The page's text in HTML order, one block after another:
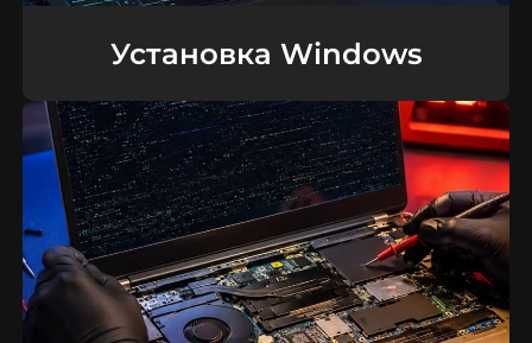
Установка Windows